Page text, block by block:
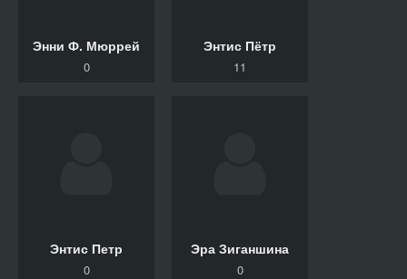
Энни Ф. Мюррей
0
Энтис Пётр
11
Энтис Петр
0
Эра Зиганшина
0